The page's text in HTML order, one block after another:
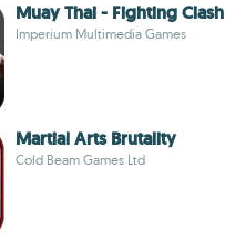
Muay Thai - Fighting Clash
Imperium Multimedia Games
Martial Arts Brutality
Cold Beam Games Ltd